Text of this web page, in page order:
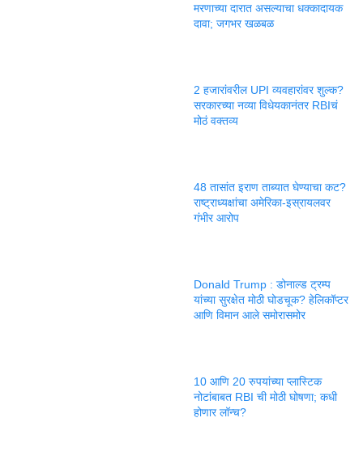
मरणाच्या दारात असल्याचा धक्कादायक
दावा; जगभर खळबळ
2 हजारांवरील UPI व्यवहारांवर शुल्क?
सरकारच्या नव्या विधेयकानंतर RBIचं
मोठं वक्तव्य
48 तासांत इराण ताब्यात घेण्याचा कट?
राष्ट्राध्यक्षांचा अमेरिका-इस्रायलवर
गंभीर आरोप
Donald Trump : डोनाल्ड ट्रम्प
यांच्या सुरक्षेत मोठी घोडचूक? हेलिकॉप्टर
आणि विमान आले समोरासमोर
10 आणि 20 रुपयांच्या प्लास्टिक
नोटांबाबत RBI ची मोठी घोषणा; कधी
होणार लॉन्च?